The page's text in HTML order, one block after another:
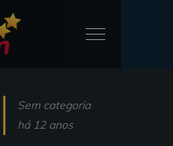
Sem categoria
há 12 anos